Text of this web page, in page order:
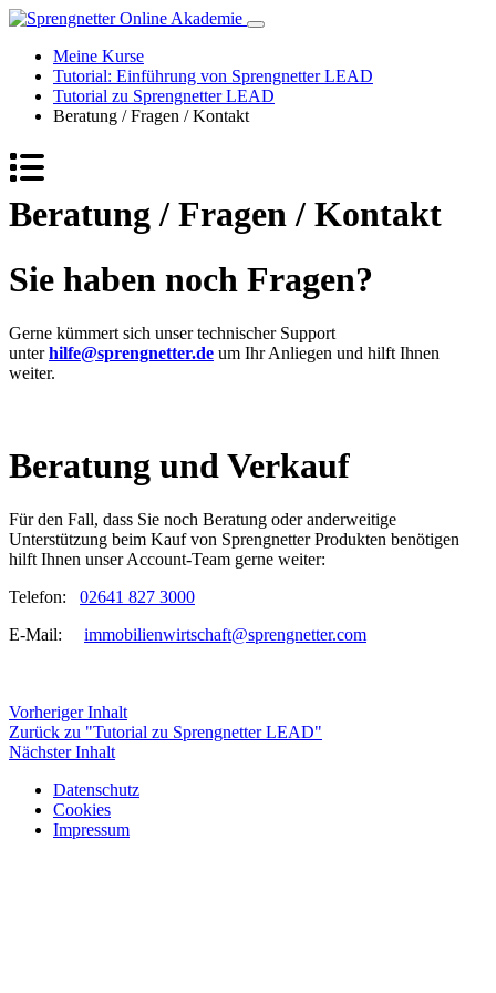
Meine Kurse
Tutorial: Einführung von Sprengnetter LEAD
Tutorial zu Sprengnetter LEAD
Beratung / Fragen / Kontakt
Beratung / Fragen / Kontakt
Sie haben noch Fragen?
Gerne kümmert sich unser technischer Support
unter hilfe@sprengnetter.de um Ihr Anliegen und hilft Ihnen
weiter.
Beratung und Verkauf
Für den Fall, dass Sie noch Beratung oder anderweitige
Unterstützung beim Kauf von Sprengnetter Produkten benötigen
hilft Ihnen unser Account-Team gerne weiter:
Telefon: 02641 827 3000
E-Mail: immobilienwirtschaft@sprengnetter.com
Vorheriger Inhalt
Zurück zu "Tutorial zu Sprengnetter LEAD"
Nächster Inhalt
Datenschutz
Cookies
Impressum